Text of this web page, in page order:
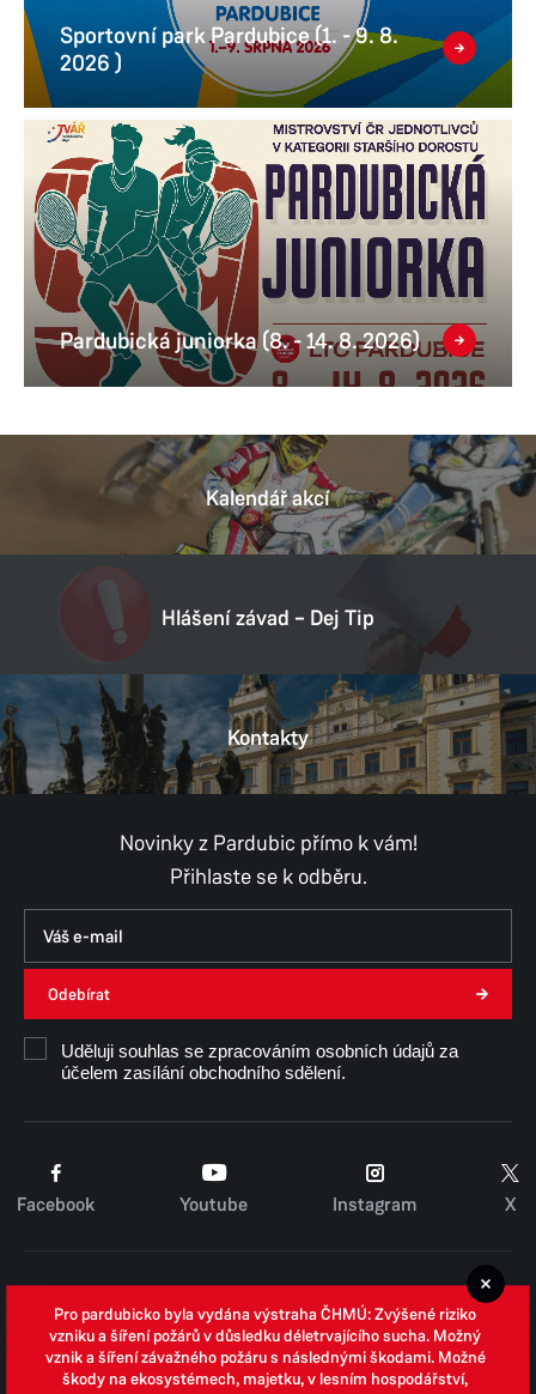
Sportovní park Pardubice (1. - 9. 8.
2026 )
Pardubická juniorka (8. - 14. 8. 2026)
Kalendář akcí
Hlášení závad – Dej Tip
Kontakty
Novinky z Pardubic přímo k vám!
Přihlaste se k odběru.
Odebírat
Uděluji souhlas se zpracováním osobních údajů za
účelem zasílání obchodního sdělení.
Facebook Youtube Instagram X
Zpracování osobních údajů
Whistleblowing
Pro pardubicko byla vydána výstraha ČHMÚ: Zvýšené riziko
vzniku a šíření požárů v důsledku déletrvajícího sucha. Možný
vznik a šíření závažného požáru s následnými škodami. Možné
škody na ekosystémech, majetku, v lesním hospodářství,